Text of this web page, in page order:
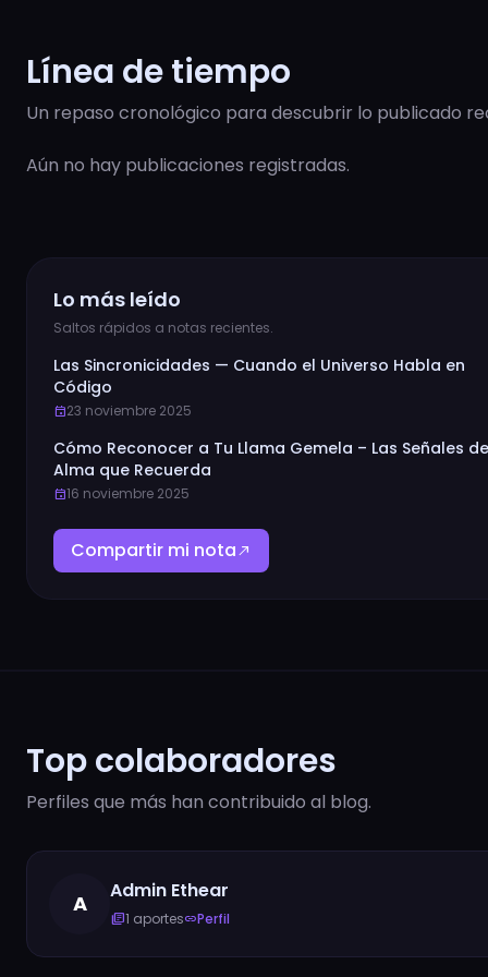
Línea de tiempo
Un repaso cronológico para descubrir lo publicado
Aún no hay publicaciones registradas.
Lo más leído
Saltos rápidos a notas recientes.
Las Sincronicidades — Cuando el Universo Habla en
Código
event23 noviembre 2025
Cómo Reconocer a Tu Llama Gemela – Las Señales
Alma que Recuerda
event16 noviembre 2025
Compartir mi notanorth_east
Top colaboradores
Perfiles que más han contribuido al blog.
A Admin Ethear
library_books1 aporteslinkPerfil